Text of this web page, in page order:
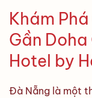
Khám
Gần
Hotel by
Đà Nẵng là một